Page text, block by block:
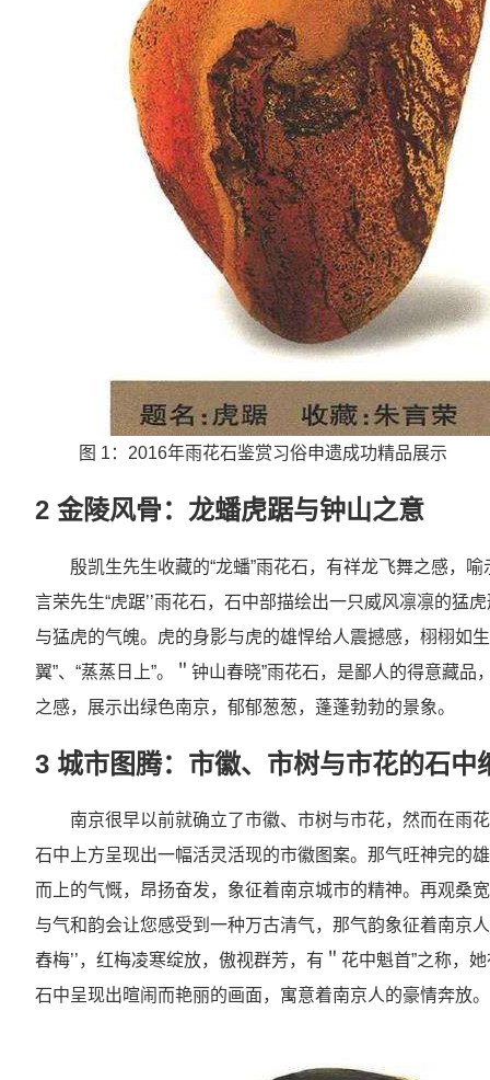
图 1：2016年雨花石鉴赏习俗申遗成功精品展示
2 金陵风骨：龙蟠虎踞与钟山之意
殷凯生先生收藏的“龙蟠”雨花石，有祥龙飞舞之感，
言荣先生“虎踞’’雨花石，石中部描绘出一只威风凛凛的
与猛虎的气魄。虎的身影与虎的雄悍给人震撼感，栩栩如
翼”、“蒸蒸日上”。＂钟山春晓”雨花石，是鄙人的得意藏
之感，展示出绿色南京，郁郁葱葱，蓬蓬勃勃的景象。
3 城市图腾：市徽、市树与市花的石中
南京很早以前就确立了市徽、市树与市花，然而在雨
石中上方呈现出一幅活灵活现的市徽图案。那气旺神完的
而上的气慨，昂扬奋发，象征着南京城市的精神。再观桑
与气和韵会让您感受到一种万古清气，那气韵象征着南京
舂梅’’，红梅凌寒绽放，傲视群芳，有＂花中魁首”之称
石中呈现出暄闹而艳丽的画面，寓意着南京人的豪情奔放。